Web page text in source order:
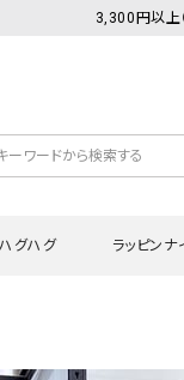
3,300円以上
ハグハグ ラッピン